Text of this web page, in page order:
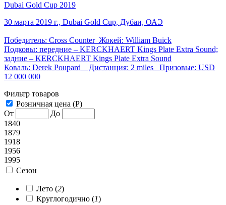
Dubai Gold Cup 2019
30 марта 2019 г., Dubai Gold Cup, Дубаи, ОАЭ
Победитель: Cross Counter Жокей: William Buick
Подковы: передние – KERCKHAERT Kings Plate Extra Sound;
задние – KERCKHAERT Kings Plate Extra Sound
Коваль: Derek Poupard Дистанция: 2 miles Призовые: USD
12 000 000
Фильтр товаров
Розничная цена (Р)
От
До
1840
1879
1918
1956
1995
Сезон
Лето (2)
Круглогодично (1)